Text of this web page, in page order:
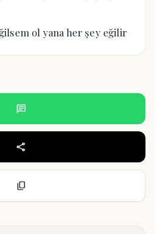
ol yana her şey eğilir
chat
share
content_copy